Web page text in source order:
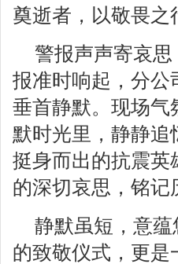
奠逝者，以敬畏之
警报声声寄哀
报准时响起，分公
垂首静默。现场气
默时光里，静静追
挺身而出的抗震英
的深切哀思，铭记
静默虽短，意
的致敬仪式，更